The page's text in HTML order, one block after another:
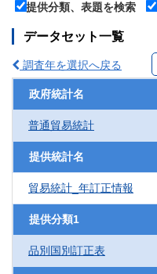
提供分類、表題を検索
データセット一覧
調査年を選択へ戻る
政府統計名
普通貿易統計
提供統計名
貿易統計_年訂正情報
提供分類1
品別国別訂正表